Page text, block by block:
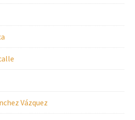
Vázquez